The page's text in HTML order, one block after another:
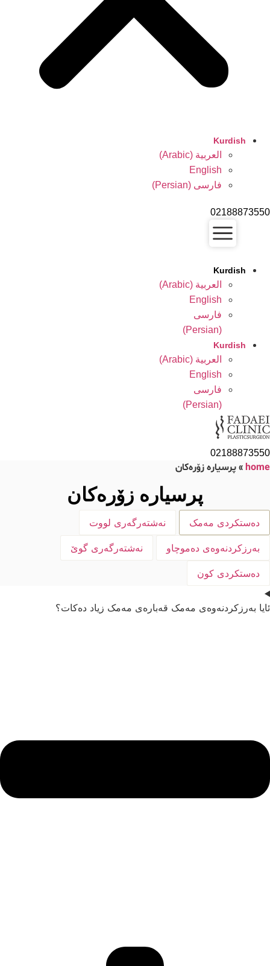
Kurdish
العربية(
Arabic
)
English
فارسی (
Persian
)
Kurdish
العربية(
Arabic
)
English
فارسی
Persian
)
Kurdish
العربية(
Arabic
)
English
فارسی
Persian
)
»پرسیارە زۆرەکان
پرسیارە زۆرەکان
دەستکردی مەمک نەشتەرگەری لووت
بەرزکردنەوەی دەموچاو نەشتەرگەری گوێ
دەستکردی کون
بەرزکردنەوەی مەمک قەبارەی مەمک زیاد دەکات؟